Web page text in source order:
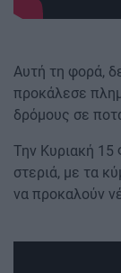
Αυτή τη φορά,
προκάλεσε
δρόμους σε
Την Κυριακή 15
στεριά, με τα
να προκαλούν